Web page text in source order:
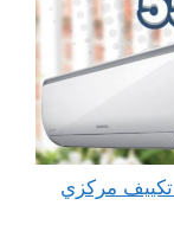
فني تكييف وتبريد الرميثية 55560390 تكييف مركزي